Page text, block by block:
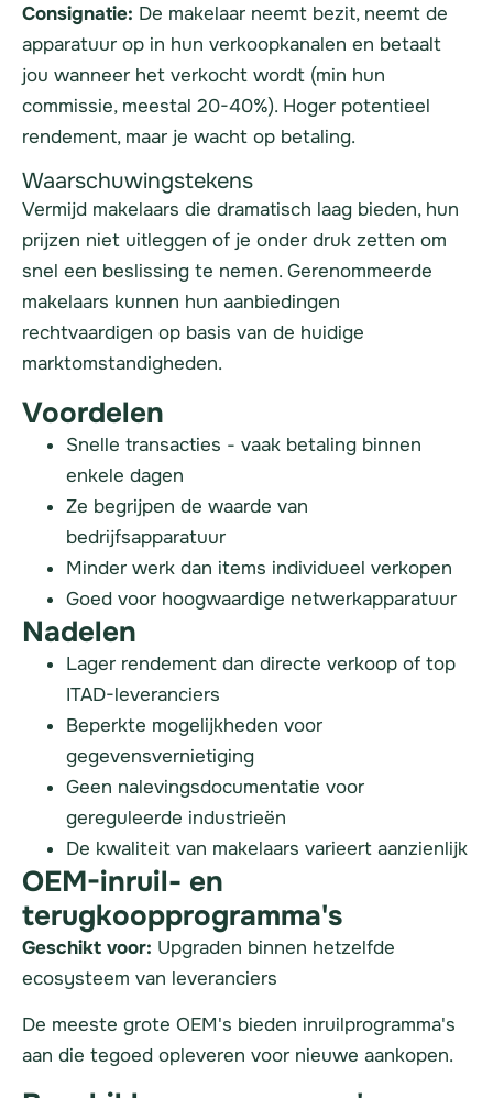
Consignatie: De makelaar neemt bezit, neemt de
apparatuur op in hun verkoopkanalen en betaalt
jou wanneer het verkocht wordt (min hun
commissie, meestal 20-40%). Hoger potentieel
rendement, maar je wacht op betaling.
Waarschuwingstekens
Vermijd makelaars die dramatisch laag bieden, hun
prijzen niet uitleggen of je onder druk zetten om
snel een beslissing te nemen. Gerenommeerde
makelaars kunnen hun aanbiedingen
rechtvaardigen op basis van de huidige
marktomstandigheden.
Voordelen
Snelle transacties - vaak betaling binnen
enkele dagen
Ze begrijpen de waarde van
bedrijfsapparatuur
Minder werk dan items individueel verkopen
Goed voor hoogwaardige netwerkapparatuur
Nadelen
Lager rendement dan directe verkoop of top
ITAD-leveranciers
Beperkte mogelijkheden voor
gegevensvernietiging
Geen nalevingsdocumentatie voor
gereguleerde industrieën
De kwaliteit van makelaars varieert aanzienlijk
OEM-inruil- en
terugkoopprogramma's
Geschikt voor: Upgraden binnen hetzelfde
ecosysteem van leveranciers
De meeste grote OEM's bieden inruilprogramma's
aan die tegoed opleveren voor nieuwe aankopen.